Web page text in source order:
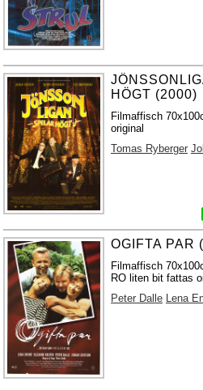
HÖGT (2000)
Filmaffisch
original
Tomas Ryberger
OGIFTA PAR
Filmaffisch
RO liten bit fattas
Peter Dalle Lena